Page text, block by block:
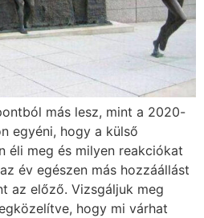
más lesz, mint a 2020-
egyéni, hogy a külső
éli meg és milyen reakciókat
év egészen más hozzáállást
az előző. Vizsgáljuk meg
hogy mi várhat